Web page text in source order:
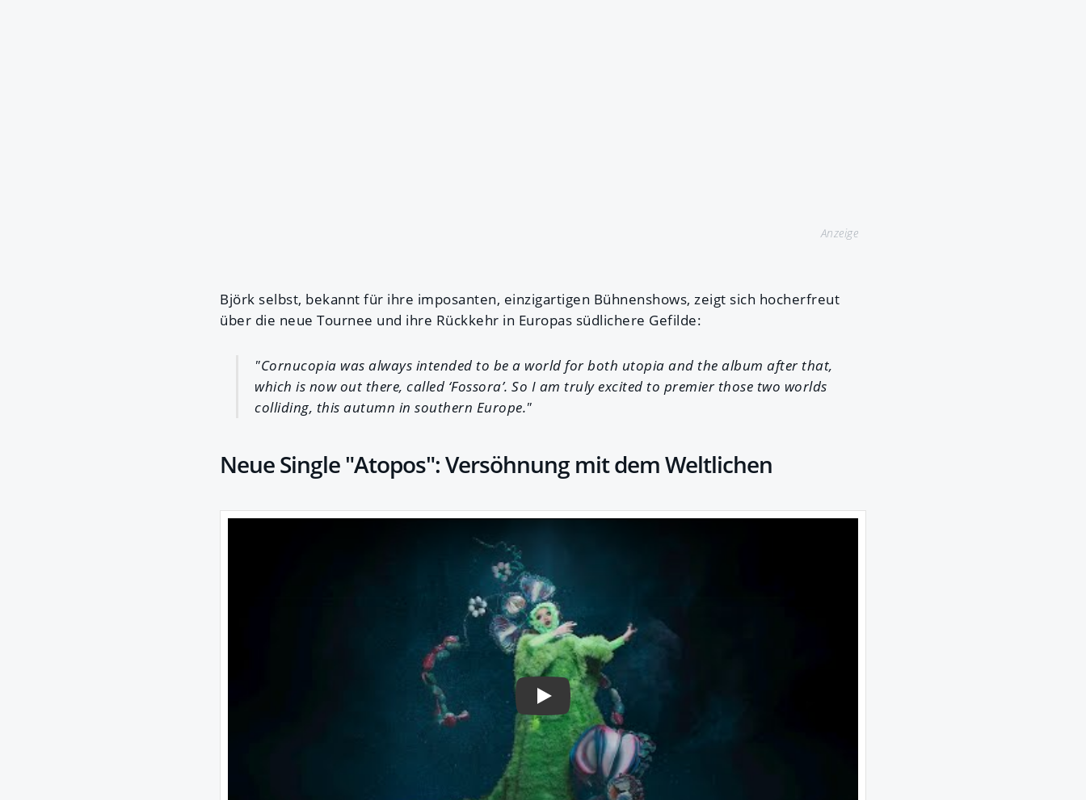
Anzeige
Björk selbst, bekannt für ihre imposanten, einzigartigen Bühnenshows, zeigt sich hocherfreut
über die neue Tournee und ihre Rückkehr in Europas südlichere Gefilde:
"Cornucopia was always intended to be a world for both utopia and the album after that,
which is now out there, called ‘Fossora’. So I am truly excited to premier those two worlds
colliding, this autumn in southern Europe."
Neue Single "Atopos": Versöhnung mit dem Weltlichen
Play